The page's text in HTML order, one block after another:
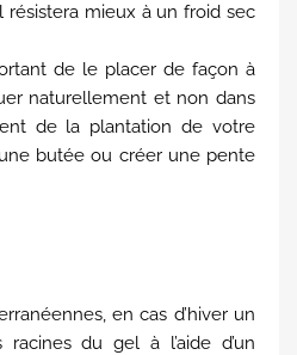
résistera mieux à un froid sec
de le placer de façon à
naturellement et non dans
de la plantation de votre
butée ou créer une pente
en cas d’hiver un
du gel à l’aide d’un